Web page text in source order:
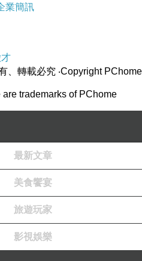
是飛身撲向前，想去咬
，猛地向後一踢——
踢中了獅子的下顎。
了幾翻，一時頭昏目
現這隻小長頸鹿的踢腿
只好放棄獵捕，夾著尾
站穩身子，看著自己的
龜縮頭躲藏；也不需要學
，和這雙力大無窮的長
業簡訊
、轉載必究 ‧Copyright PChome
trademarks of PChome
最新文章
美食饗宴
旅遊玩家
影視娛樂